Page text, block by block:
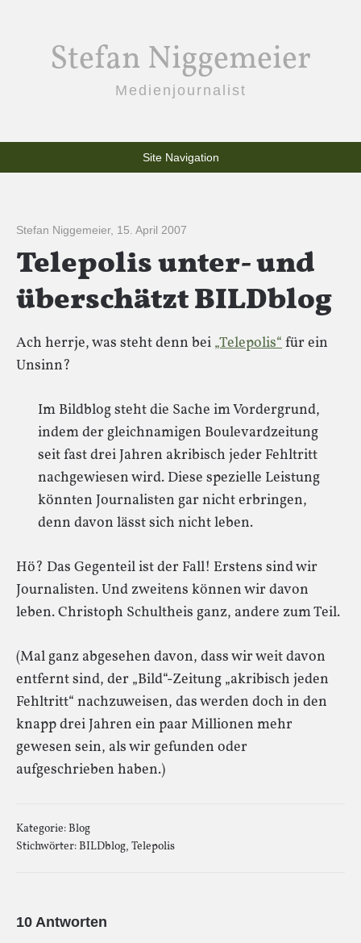
Stefan Niggemeier
Medienjournalist
Site Navigation
Stefan Niggemeier, 15. April 2007
Telepolis unter- und
überschätzt BILDblog
Ach herrje, was steht denn bei „Telepolis“für ein
Unsinn?
Im Bildblog steht die Sache im Vordergrund,
indem der gleichnamigen Boulevardzeitung
seit fast drei Jahren akribisch jeder Fehltritt
nachgewiesen wird. Diese spezielle Leistung
könnten Journalisten gar nicht erbringen,
denn davon lässt sich nicht leben.
Hö? Das Gegenteil ist der Fall! Erstens sind wir
Journalisten. Und zweitens können wir davon
leben. Christoph Schultheis ganz, andere zum Teil.
(Mal ganz abgesehen davon, dass wir weit davon
entfernt sind, der „Bild“-Zeitung „akribisch jeden
Fehltritt“ nachzuweisen, das werden doch in den
knapp drei Jahren ein paar Millionen mehr
gewesen sein, als wir gefunden oder
aufgeschrieben haben.)
Kategorie:Blog
Stichwörter:BILDblog, Telepolis
10 Antworten